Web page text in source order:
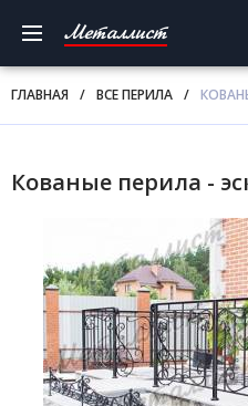
Металлист
ГЛАВНАЯ / ВСЕ ПЕРИЛА /
Кованые перила -